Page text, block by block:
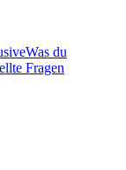
Was du
Fragen